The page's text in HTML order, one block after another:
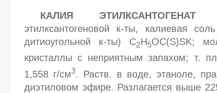
КАЛИЯ ЭТИЛКСАНТОГЕНАТ
этилксантогеновой к-ты, калиевая
дитиоугольной к-ты) C2H5OC(S)SK;
кристаллы с неприятным запахом; т.
1,558 г/см3. Раств. в воде, этаноле,
диэтиловом эфире. Разлагается выше